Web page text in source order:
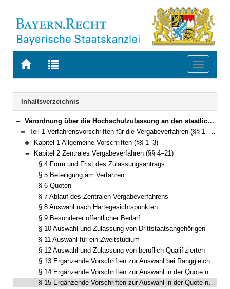
Zur
BAYERN.RECHT
Zur
letzten
Suche
Toggle
Navigation
Inhaltsverzeichnis
Bereich reduzieren
Verordnung über die Hochschulzulassung an den staatlichen Hochschulen in Bayern (Hochschulzulassungsverordnung – HZV) Vom 10. Februar 2020 (GVBl. S. 87) BayRS 2210-8-2-1-1-WK (§§ 1–59)
Bereich reduzieren
Teil 1 Verfahrensvorschriften für die Vergabeverfahren (§§ 1–35)
Bereich erweitern
Kapitel 1 Allgemeine Vorschriften (§§ 1–3)
Bereich reduzieren
Kapitel 2 Zentrales Vergabeverfahren (§§ 4–21)
§ 4 Form und Frist des Zulassungsantrags
§ 5 Beteiligung am Verfahren
§ 6 Quoten
§ 7 Ablauf des Zentralen Vergabeverfahrens
§ 8 Auswahl nach Härtegesichtspunkten
§ 9 Besonderer öffentlicher Bedarf
§ 10 Auswahl und Zulassung von Drittstaatsangehörigen
§ 11 Auswahl für ein Zweitstudium
§ 12 Auswahl und Zulassung von beruflich Qualifizierten
§ 13 Ergänzende Vorschriften zur Auswahl bei Ranggleichheit in den Vorabquoten
§ 14 Ergänzende Vorschriften zur Auswahl in der Quote nach Art. 10 Abs. 1 Satz 1 Nr. 1 des Staatsvertrags
§ 15 Ergänzende Vorschriften zur Auswahl in der Quote nach Art. 10 Abs. 1 Satz 1 Nr. 2 des Staatsvertrags